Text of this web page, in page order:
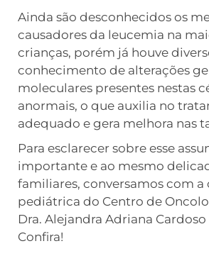
Ainda são desconhecidos os
causadores da leucemia na
crianças, porém já houve
conhecimento de alterações
moleculares presentes nestas
anormais, o que auxilia no
adequado e gera melhora nas
Para esclarecer sobre esse
importante e ao mesmo
familiares, conversamos com
pediátrica do Centro de
Dra. Alejandra Adriana Cardoso
Confira!